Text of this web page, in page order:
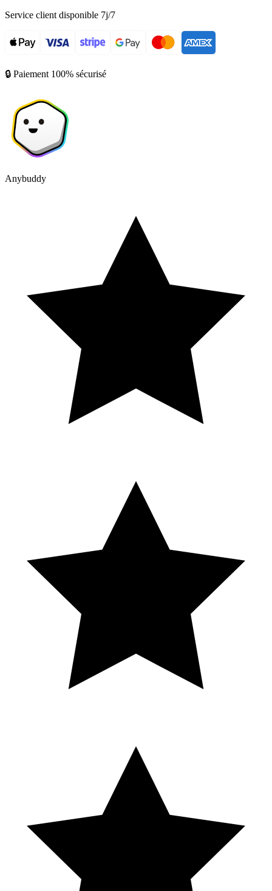
Service client disponible 7j/7
🔒 Paiement 100% sécurisé
Anybuddy